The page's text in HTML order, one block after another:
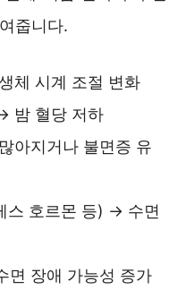
줍니다.
체 시계 조절 변화
밤 혈당 저하
아지거나 불면증 유
스 호르몬 등) → 수면
면 장애 가능성 증가